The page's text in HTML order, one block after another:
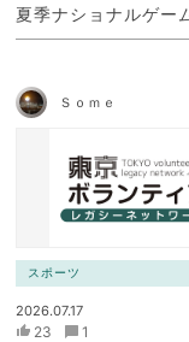
夏季ナショナルゲー
Ｓｏｍｅ
スポーツ
2026.07.17
23 1